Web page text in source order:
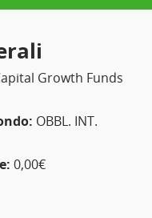
Growth Funds
OBBL. INT.
0,00€